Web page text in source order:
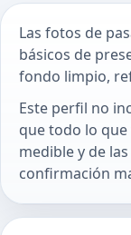
Las fotos de
básicos de
fondo limpio,
Este perfil no
que todo lo
medible y de
confirmación